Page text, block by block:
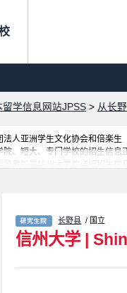
留学信息网站JPSS > 从长
法人亚洲学生文化协会和倍楽生
院、短大、专门学校的招生信息
登载的是信州大学的详细招生
长野县 / 国立
信州大学 |